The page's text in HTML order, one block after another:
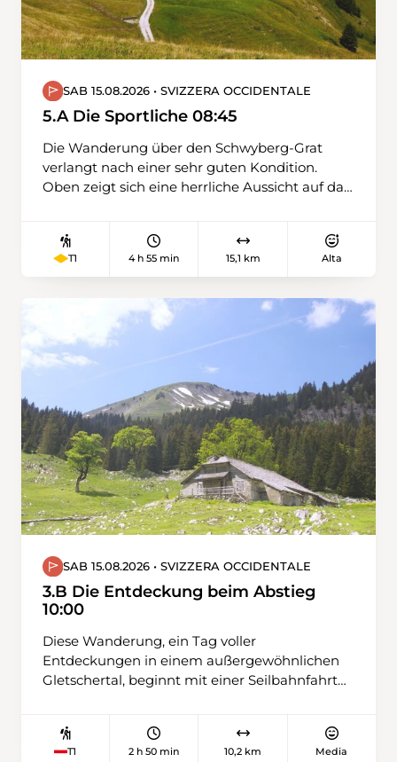
SAB 15.08.2026 • SVIZZERA OCCIDENTALE
5.A Die Sportliche 08:45
Die Wanderung über den Schwyberg-Grat
verlangt nach einer sehr guten Kondition.
Oben zeigt sich eine herrliche Aussicht auf das
Berner Hochalpen.
T1 4 h 55 min 15,1 km Alta
SAB 15.08.2026 • SVIZZERA OCCIDENTALE
3.B Die Entdeckung beim Abstieg
10:00
Diese Wanderung, ein Tag voller
Entdeckungen in einem außergewöhnlichen
Gletschertal, beginnt mit einer Seilbahnfahrt
einer Höhe von 1500 Metern wachsen können.
T1 2 h 50 min 10,2 km Media